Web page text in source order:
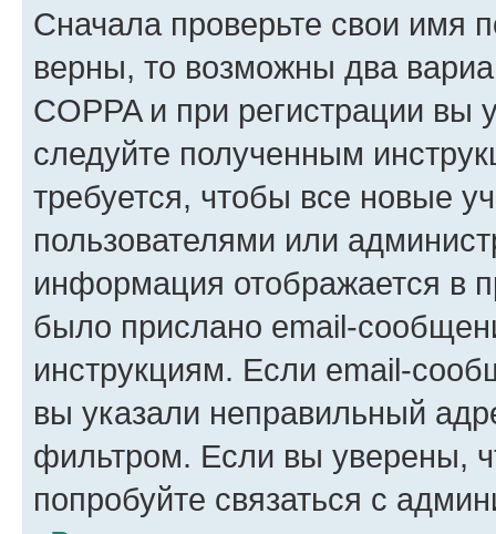
Сначала проверьте свои имя
верны, то возможны два
COPPA и при регистрации вы
следуйте полученным
требуется, чтобы все новые
пользователями или
информация отображается в
было прислано email-
инструкциям. Если email-
вы указали неправильный
фильтром. Если вы уверены,
попробуйте связаться с